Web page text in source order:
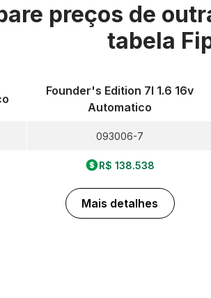
preços de
tabela
Founder's Edition 7l 1.6 16v
Automatico
093006-7
R$ 138.538
Mais detalhes